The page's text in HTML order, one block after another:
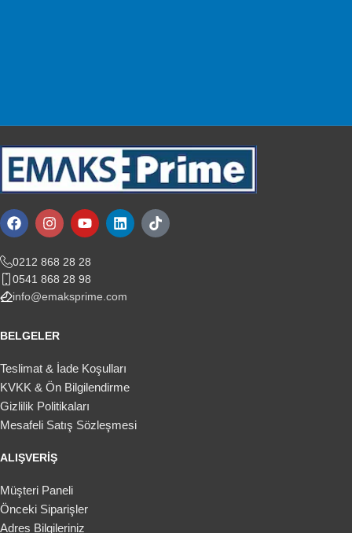
0212 868 28 28
0541 868 28 98
info@emaksprime.com
BELGELER
Teslimat & İade Koşulları
KVKK & Ön Bilgilendirme
Gizlilik Politikaları
Mesafeli Satış Sözleşmesi
ALIŞVERIŞ
Müşteri Paneli
Önceki Siparişler
Adres Bilgileriniz